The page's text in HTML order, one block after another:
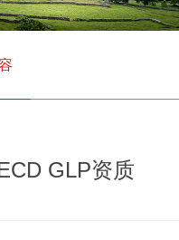
GLP资质